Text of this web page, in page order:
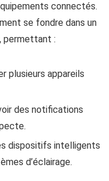
connectés.
se fondre dans un
permettant :
plusieurs appareils
des notifications
dispositifs intelligents
d’éclairage.